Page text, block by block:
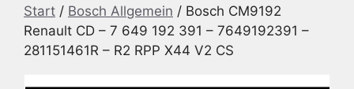
Start / Bosch Allgemein / Bosch CM9192
Renault CD – 7 649 192 391 – 7649192391 –
281151461R – R2 RPP X44 V2 CS